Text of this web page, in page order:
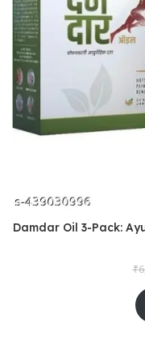
Damdar Oil 3-Pack:
₹